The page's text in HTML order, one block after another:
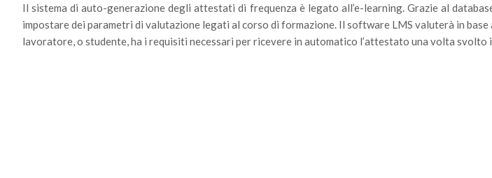
Il sistema di auto-generazione degli attestati di frequenza è legato all’e-learning. Grazie al
impostare dei parametri di valutazione legati al corso di formazione. Il software LMS valuterà in base
lavoratore, o studente, ha i requisiti necessari per ricevere in automatico l’attestato una volta svolto